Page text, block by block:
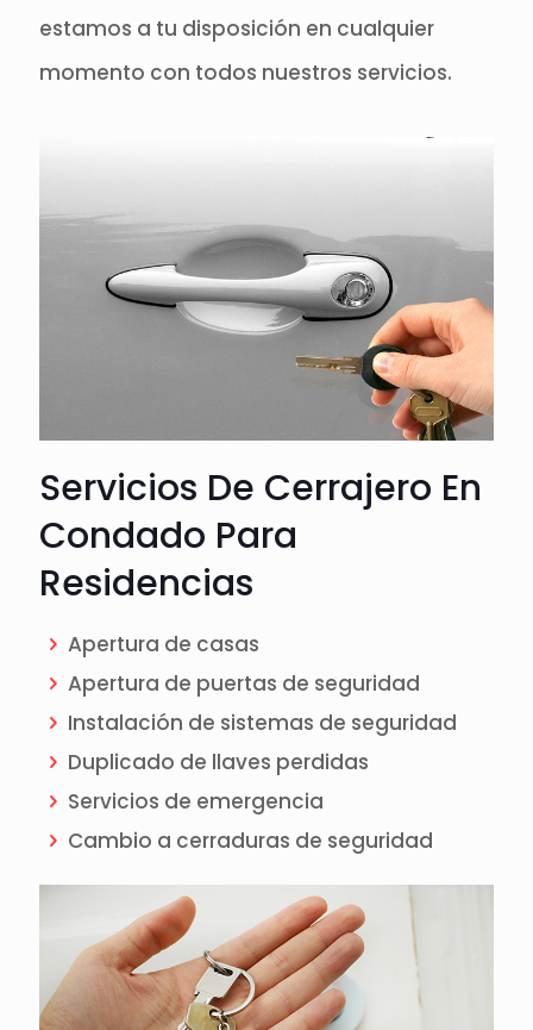
estamos a tu disposición en cualquier
momento con todos nuestros servicios.
Servicios De Cerrajero En
Condado Para
Residencias
Apertura de casas
Apertura de puertas de seguridad
Instalación de sistemas de seguridad
Duplicado de llaves perdidas
Servicios de emergencia
Cambio a cerraduras de seguridad